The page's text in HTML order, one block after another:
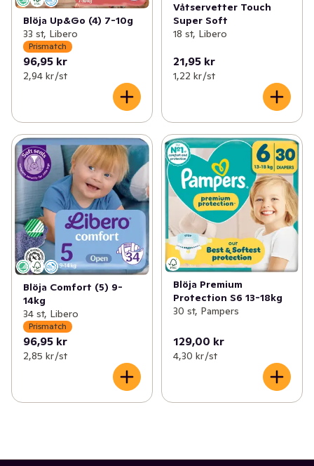
Blöja Up&Go (4) 7-10g
33 st, Libero
Prismatch
96,95 kr
2,94 kr /st
Våtservetter Touch
Super Soft
18 st, Libero
21,95 kr
1,22 kr /st
Blöja Comfort (5) 9-
14kg
34 st, Libero
Prismatch
96,95 kr
2,85 kr /st
Blöja Premium
Protection S6 13-18kg
30 st, Pampers
129,00 kr
4,30 kr /st